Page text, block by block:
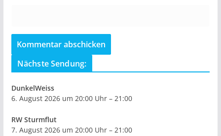
Nächste Sendung:
DunkelWeiss
6. August 2026 um 20:00 Uhr – 21:00
RW Sturmflut
7. August 2026 um 20:00 Uhr – 21:00